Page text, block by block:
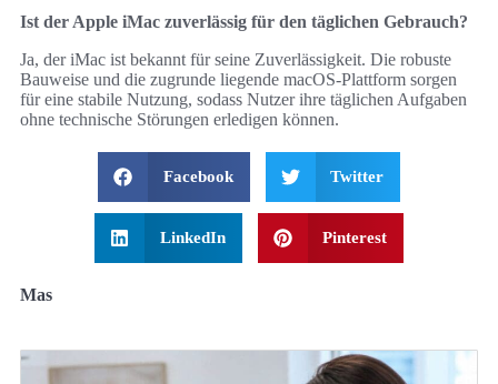
Ist der Apple iMac zuverlässig für den täglichen Gebrauch?
Ja, der iMac ist bekannt für seine Zuverlässigkeit. Die robuste
Bauweise und die zugrunde liegende macOS-Plattform sorgen
für eine stabile Nutzung, sodass Nutzer ihre täglichen Aufgaben
ohne technische Störungen erledigen können.
Facebook Twitter
LinkedIn Pinterest
Mas